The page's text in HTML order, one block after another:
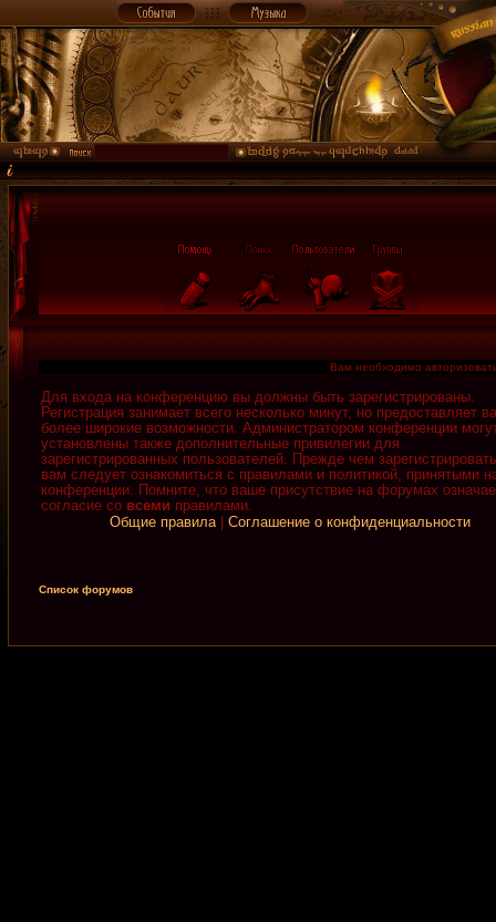
Вам необходимо
Для входа на конференцию вы должны быть зарегистрированы.
Регистрация занимает всего несколько минут, но предоставляет
более широкие возможности. Администратором конференции
установлены также дополнительные привилегии для
зарегистрированных пользователей. Прежде чем
вам следует ознакомиться с правилами и политикой, принятыми
конференции. Помните, что ваше присутствие на форумах
согласие со всеми правилами.
Общие правила| Соглашение о конфиденциальности
Список форумов